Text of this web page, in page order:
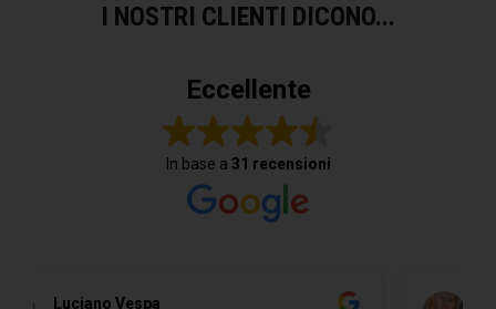
I NOSTRI CLIENTI DICONO...
Eccellente
In base a 31 recensioni